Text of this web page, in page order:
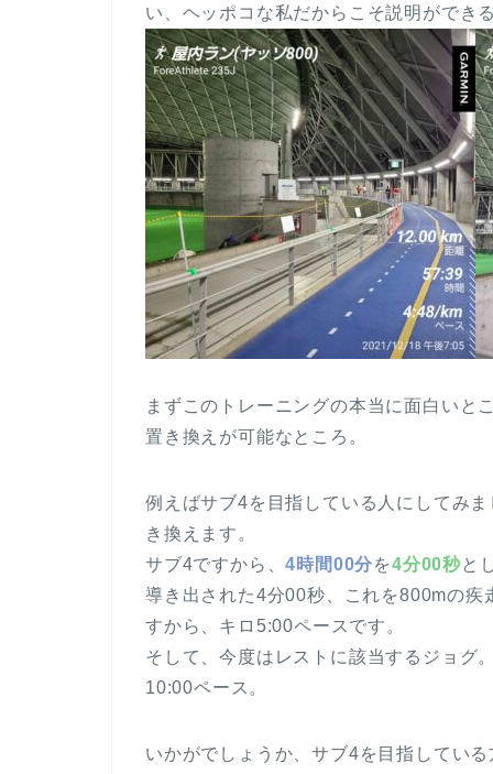
い、ヘッポコな私だからこそ説明ができ
まずこのトレーニングの本当に面白いと
置き換えが可能なところ。
例えばサブ4を目指している人にしてみ
き換えます。
サブ4ですから、4時間00分を4分00秒と
導き出された4分00秒、これを800mの
すから、キロ5:00ペースです。
そして、今度はレストに該当するジョグ
10:00ペース。
いかがでしょうか、サブ4を目指してい